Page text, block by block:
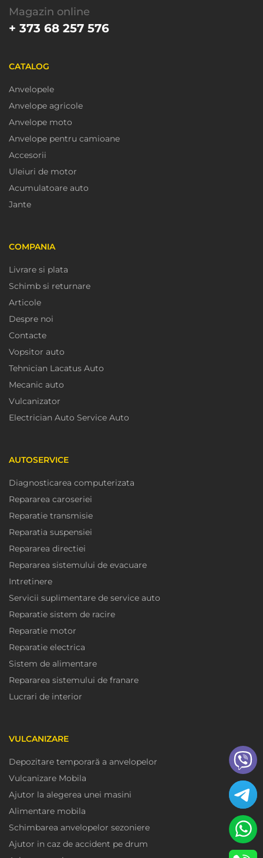
Magazin online
+ 373 68 257 576
CATALOG
Anvelopele
Anvelope agricole
Anvelope moto
Anvelope pentru camioane
Accesorii
Uleiuri de motor
Acumulatoare auto
Jante
COMPANIA
Livrare si plata
Schimb si returnare
Articole
Despre noi
Contacte
Vopsitor auto
Tehnician Lacatus Auto
Mecanic auto
Vulcanizator
Electrician Auto Service Auto
AUTOSERVICE
Diagnosticarea computerizata
Repararea caroseriei
Reparatie transmisie
Reparatia suspensiei
Repararea directiei
Repararea sistemului de evacuare
Intretinere
Servicii suplimentare de service auto
Reparatie sistem de racire
Reparatie motor
Reparatie electrica
Sistem de alimentare
Repararea sistemului de franare
Lucrari de interior
VULCANIZARE
Depozitare temporară a anvelopelor
Vulcanizare Mobila
Ajutor la alegerea unei masini
Alimentare mobila
Schimbarea anvelopelor sezoniere
Ajutor in caz de accident pe drum